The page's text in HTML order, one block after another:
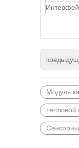
Модуль
тепловой